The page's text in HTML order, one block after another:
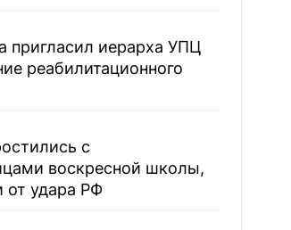
пригласил иерарха УПЦ
реабилитационного
с
воскресной школы,
от удара РФ